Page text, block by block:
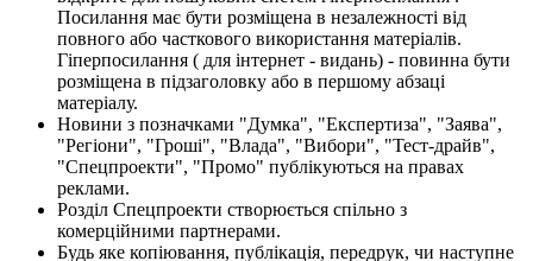
Посилання має бути розміщена в незалежності від
повного або часткового використання матеріалів.
Гіперпосилання ( для інтернет - видань) - повинна бути
розміщена в підзаголовку або в першому абзаці
матеріалу.
Новини з позначками "Думка", "Експертиза", "Заява",
"Регіони", "Гроші", "Влада", "Вибори", "Тест-драйв",
"Спецпроекти", "Промо" публікуються на правах
реклами.
Розділ Спецпроекти створюється спільно з
комерційними партнерами.
Будь яке копіювання, публікація, передрук, чи наступне